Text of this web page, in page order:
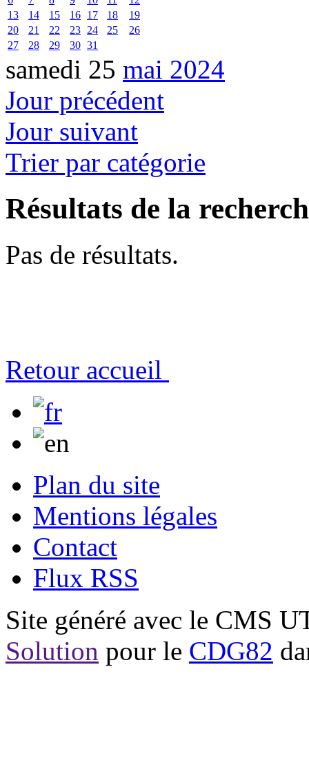
13
14 15 16 17 18
19
20
21 22 23 24 25
26
27
28 29 30 31
samedi 25 mai 2024
Jour précédent
Jour suivant
Trier par catégorie
Résultats de la
Pas de résultats.
Retour accueil
Plan du site
Mentions légales
Contact
Flux RSS
Site généré avec le CMS
Solution pour le CDG82